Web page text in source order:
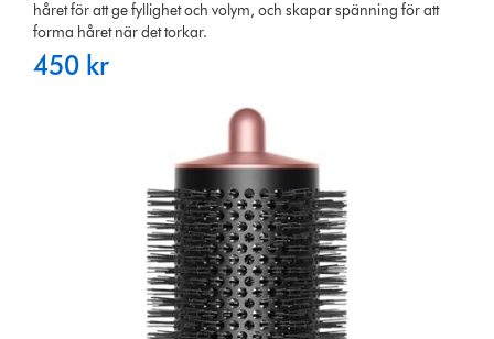
håret för att ge fyllighet och volym, och skapar spänning för att
forma håret när det torkar.
450 kr